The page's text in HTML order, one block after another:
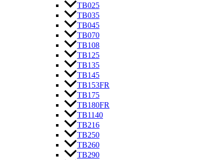
TB025
TB035
TB045
TB070
TB108
TB125
TB135
TB145
TB153FR
TB175
TB180FR
TB1140
TB216
TB250
TB260
TB290